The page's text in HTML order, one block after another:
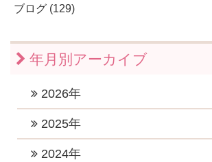
ブログ (129)
年月別アーカイブ
2026年
2026年7月 (1)
2025年
2025年11月 (1)
2024年